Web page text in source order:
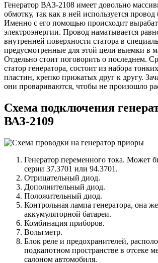
Генератор ВАЗ-2108 имеет довольно
обмотку, так как в ней используется
Именно с его помощью происходит
электроэнергии. Провод наматывается
внутренней поверхности статора в
предусмотренные для этой цели выемки в
Отдельно стоит поговорить о последнем.
статор генератора, состоит из набора
пластин, крепко прижатых друг к другу.
они провариваются, чтобы не произошло
Схема подключения
ВАЗ-2109
Генератор переменного тока. Может
серии 37.3701 или 94.3701.
Отрицательный диод.
Дополнительный диод.
Положительный диод.
Контрольная лампа генератора, она
аккумуляторной батареи.
Комбинация приборов.
Вольтметр.
Блок реле и предохранителей,
подкапотном пространстве в отсеке
салоном автомобиля.